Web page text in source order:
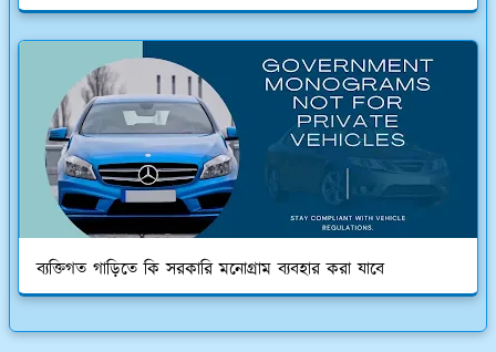
ব্যক্তিগত গাড়িতে কি সরকারি মনোগ্রাম ব্যবহার করা যাবে